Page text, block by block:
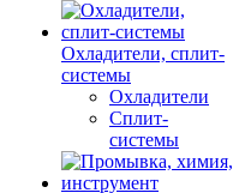
Охладители, сплит-
системы
Охладители
Сплит-
системы